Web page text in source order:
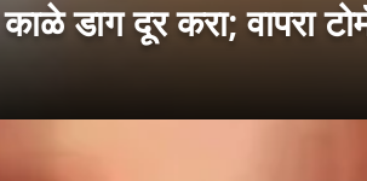
डाग दूर करा; वापरा